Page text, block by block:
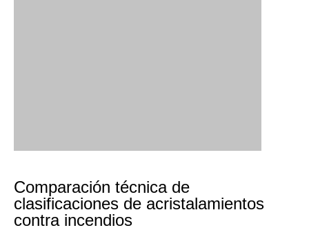
Comparación técnica de
clasificaciones de acristalamientos
contra incendios